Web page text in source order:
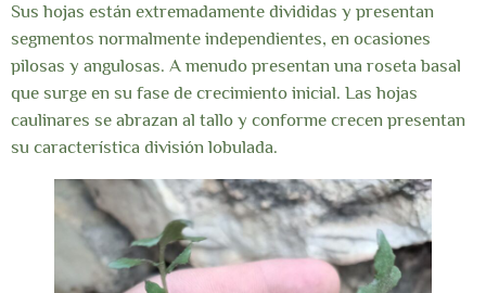
Sus hojas están extremadamente divididas y presentan
segmentos normalmente independientes, en ocasiones
pilosas y angulosas. A menudo presentan una roseta basal
que surge en su fase de crecimiento inicial. Las hojas
caulinares se abrazan al tallo y conforme crecen presentan
su característica división lobulada.